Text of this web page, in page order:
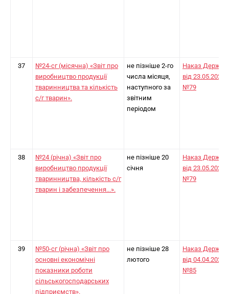
37
№24-сг (місячна) «Звіт про
виробництво продукції
тваринництва та кількість
с/г тварин».
не пізніше 2-го
числа місяця,
наступного за
звітним
періодом
Наказ
від 23.05.2025
№79
38
№24 (річна) «Звіт про
виробництво продукції
тваринництва, кількість с/г
тварин і забезпечення...».
не пізніше 20
січня
Наказ
від 23.05.2025
№79
39
№50-сг (річна) «Звіт про
основні економічні
показники роботи
сільськогосподарських
підприємств».
не пізніше 28
лютого
Наказ
від 04.04.2024
№85